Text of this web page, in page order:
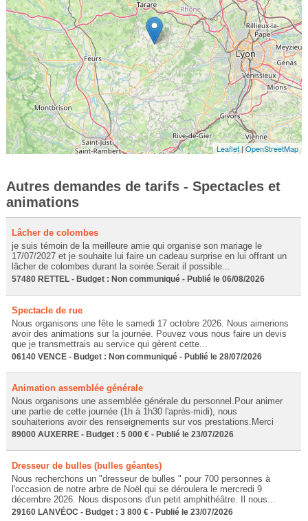
Leaflet|OpenStreetMap
Autres demandes de tarifs - Spectacles et
animations
Lâcher de colombes
je suis témoin de la meilleure amie qui organise son mariage le
17/07/2027 et je souhaite lui faire un cadeau surprise en lui offrant un
lâcher de colombes durant la soirée.Serait il possible...
57480 RETTEL - Budget : Non communiqué - Publié le 06/08/2026
Spectacle de rue
Nous organisons une fête le samedi 17 octobre 2026. Nous aimerions
avoir des animations sur la journée. Pouvez vous nous faire un devis
que je transmettrais au service qui gèrent cette...
06140 VENCE - Budget : Non communiqué - Publié le 28/07/2026
Animation assemblée générale
Nous organisons une assemblée générale du personnel.Pour animer
une partie de cette journée (1h à 1h30 l'après-midi), nous
souhaiterions avoir des renseignements sur vos prestations.Merci
89000 AUXERRE - Budget : 5 000 € - Publié le 23/07/2026
Dresseur de bulles (bulles géantes)
Nous recherchons un "dresseur de bulles " pour 700 personnes à
l'occasion de notre arbre de Noël qui se déroulera le mercredi 9
décembre 2026. Nous disposons d'un petit amphithéâtre. Il nous...
29160 LANVÉOC - Budget : 3 800 € - Publié le 23/07/2026